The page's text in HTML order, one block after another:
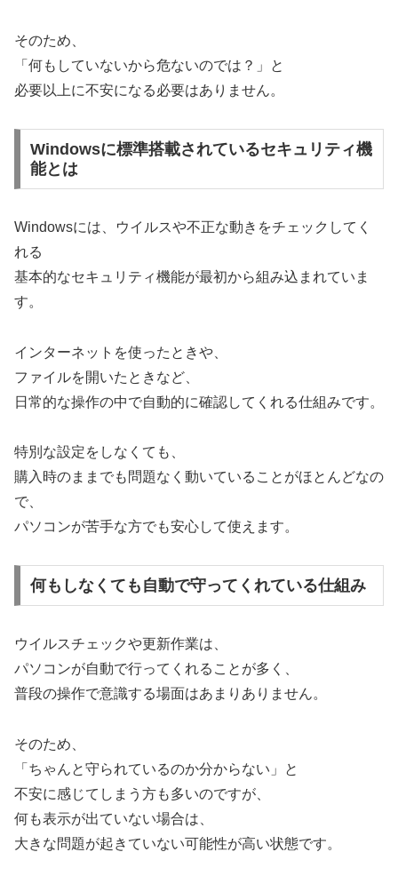
そのため、
「何もしていないから危ないのでは？」と
必要以上に不安になる必要はありません。
Windowsに標準搭載されているセキュリティ機
能とは
Windowsには、ウイルスや不正な動きをチェックしてく
れる
基本的なセキュリティ機能が最初から組み込まれていま
す。
インターネットを使ったときや、
ファイルを開いたときなど、
日常的な操作の中で自動的に確認してくれる仕組みです。
特別な設定をしなくても、
購入時のままでも問題なく動いていることがほとんどなの
で、
パソコンが苦手な方でも安心して使えます。
何もしなくても自動で守ってくれている仕組み
ウイルスチェックや更新作業は、
パソコンが自動で行ってくれることが多く、
普段の操作で意識する場面はあまりありません。
そのため、
「ちゃんと守られているのか分からない」と
不安に感じてしまう方も多いのですが、
何も表示が出ていない場合は、
大きな問題が起きていない可能性が高い状態です。